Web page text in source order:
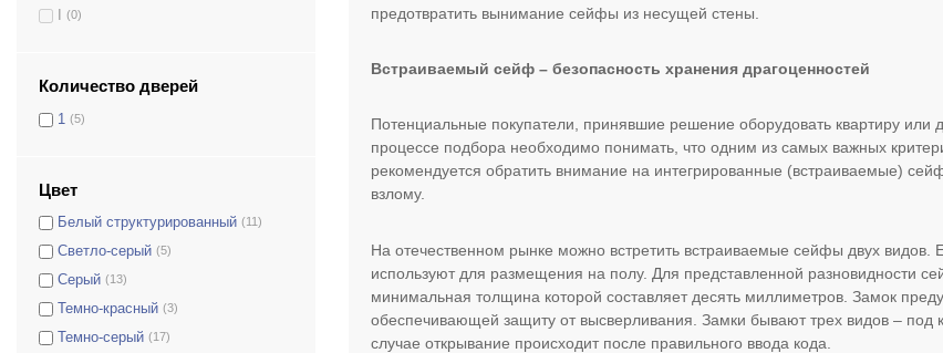
(0)
Количество дверей
1 (5)
Цвет
Белый структурированный (11)
Светло-серый (5)
Серый (13)
Темно-красный (3)
Темно-серый (17)
предотвратить вынимание сейфы из несущей стены.
Встраиваемый сейф – безопасность хранения драгоценностей
Потенциальные покупатели, принявшие решение оборудовать квартиру
процессе подбора необходимо понимать, что одним из самых важных
рекомендуется обратить внимание на интегрированные (встраиваемые)
взлому.
На отечественном рынке можно встретить встраиваемые сейфы двух видов.
используют для размещения на полу. Для представленной разновидности
минимальная толщина которой составляет десять миллиметров. Замок
обеспечивающей защиту от высверливания. Замки бывают трех видов –
случае открывание происходит после правильного ввода кода.